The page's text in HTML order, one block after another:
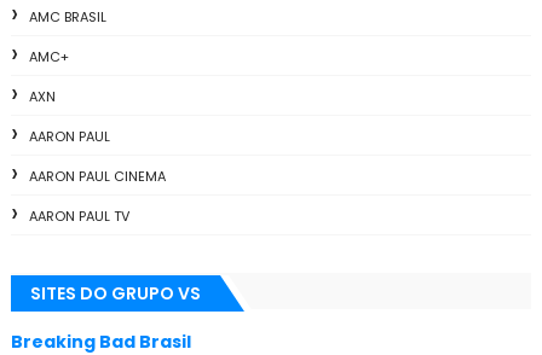
AMC BRASIL
AMC+
AXN
AARON PAUL
AARON PAUL CINEMA
AARON PAUL TV
ANIMAÇÃO
ANNA GUNN
SITES DO GRUPO VS
Breaking Bad Brasil